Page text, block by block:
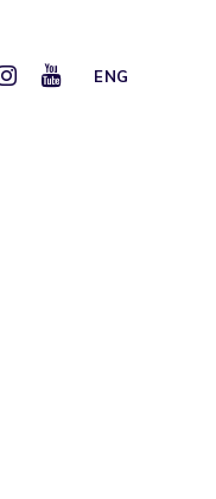
ENG